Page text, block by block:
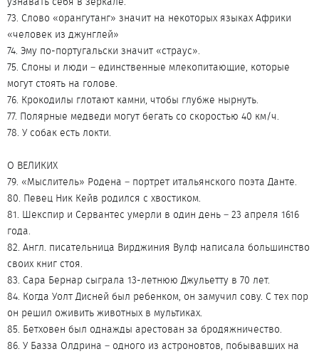
73. Слово «орангутанг» значит на некоторых языках Африки
«человек из джунглей»
74. Эму по-португальски значит «страус».
75. Слоны и люди – единственные млекопитающие, которые
могут стоять на голове.
76. Крокодилы глотают камни, чтобы глубже нырнуть.
77. Полярные медведи могут бегать со скоростью 40 км/ч.
78. У собак есть локти.
О ВЕЛИКИХ
79. «Мыслитель» Родена – портрет итальянского поэта Данте.
80. Певец Ник Кейв родился с хвостиком.
81. Шекспир и Сервантес умерли в один день – 23 апреля 1616
года.
82. Англ. писательница Вирджиния Вулф написала большинство
своих книг стоя.
83. Сара Бернар сыграла 13-летнюю Джульетту в 70 лет.
84. Когда Уолт Дисней был ребенком, он замучил сову. С тех пор
он решил оживить животных в мультиках.
85. Бетховен был однажды арестован за бродяжничество.
86. У Базза Олдрина – одного из астроновтов, побывавших на